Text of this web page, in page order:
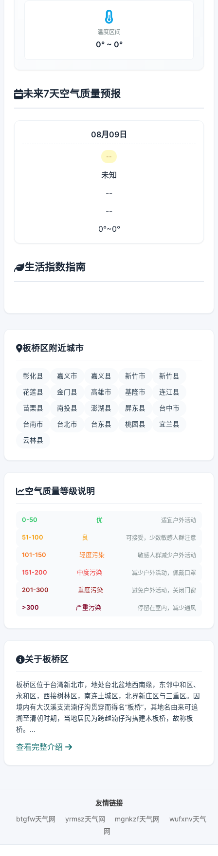
温度区间
0° ~ 0°
未来7天空气质量预报
08月09日
--
未知
--
--
0°~0°
生活指数指南
板桥区附近城市
彰化县 嘉义市 嘉义县 新竹市 新竹县
花莲县 金门县 高雄市 基隆市 连江县
苗栗县 南投县 澎湖县 屏东县 台中市
台南市 台北市 台东县 桃园县 宜兰县
云林县
空气质量等级说明
0-50 优 适宜户外活动
51-100 良 可接受，少数敏感人群注意
101-150 轻度污染 敏感人群减少户外活动
151-200 中度污染 减少户外活动，佩戴口罩
201-300 重度污染 避免户外活动，关闭门窗
>300 严重污染 停留在室内，减少通风
关于板桥区
板桥区位于台湾新北市，地处台北盆地西南缘，东邻中和区、
永和区，西接树林区，南连土城区，北界新庄区与三重区。因
境内有大汉溪支流湳仔沟贯穿而得名“板桥”，其地名由来可追
溯至清朝时期，当地居民为跨越湳仔沟搭建木板桥，故称板
桥。...
查看完整介绍
友情链接
btgfw天气网
yrmsz天气网 mgnkzf天气网
wufxnv天气
网